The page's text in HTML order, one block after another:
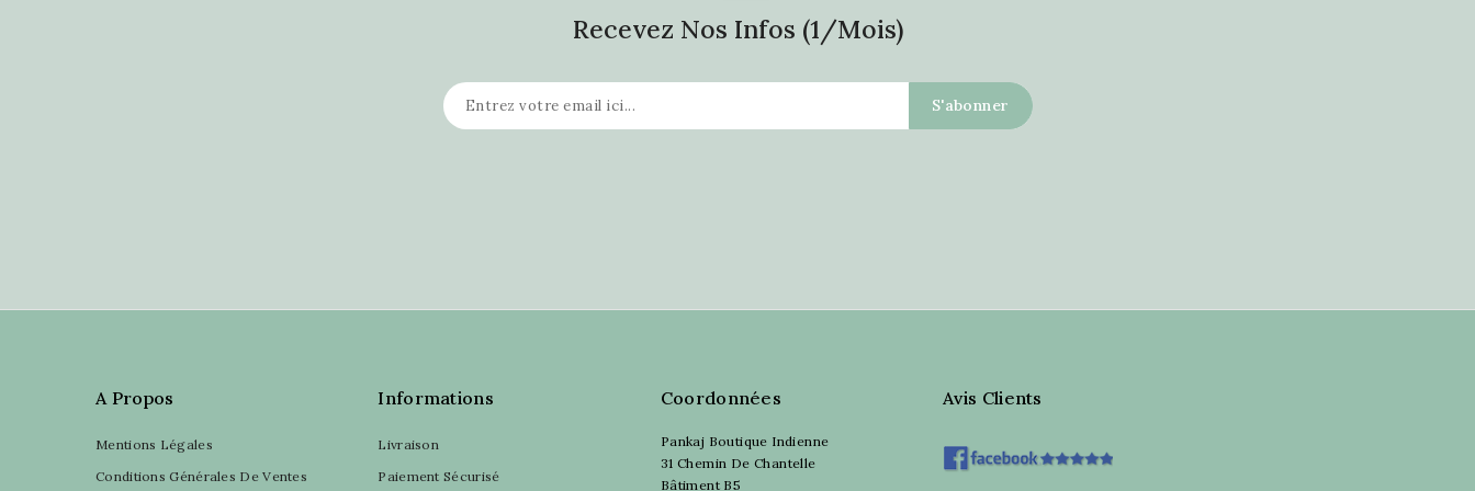
Recevez Nos Infos (1/mois)
A Propos
Mentions Légales
Conditions Générales De Ventes
Informations
Livraison
Paiement Sécurisé
Coordonnées
Pankaj Boutique Indienne
31 Chemin De Chantelle
Bâtiment B5
Avis Clients